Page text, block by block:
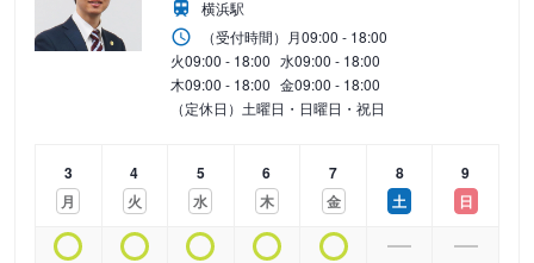
横浜駅
（受付時間） 月09:00 - 18:00
火09:00 - 18:00 水09:00 - 18:00
木09:00 - 18:00 金09:00 - 18:00
（定休日）土曜日・日曜日・祝日
3
月
4
火
5
水
6
木
7
金
8
土
9
日